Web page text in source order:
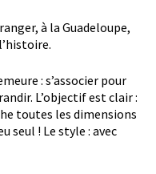
à la Guadeloupe,
: s’associer pour
L’objectif est clair :
toutes les dimensions
seul ! Le style : avec